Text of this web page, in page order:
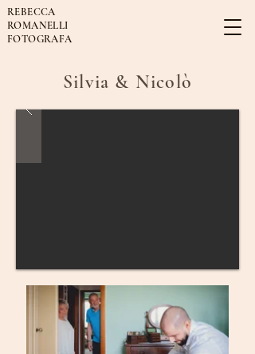
REBECCA
ROMANELLI
FOTOGRAFA
Silvia & Nicolò